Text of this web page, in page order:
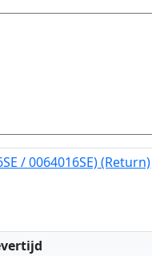
/ 0064016SE) (Return)